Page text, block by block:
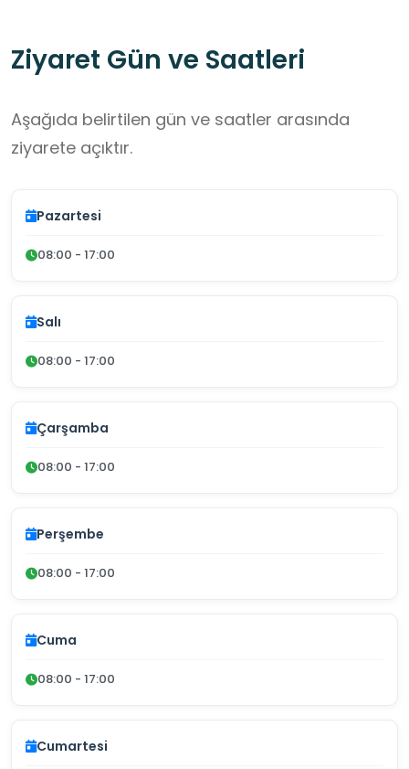
Ziyaret Gün ve Saatleri
Aşağıda belirtilen gün ve saatler arasında
ziyarete açıktır.
Pazartesi
08:00 - 17:00
Salı
08:00 - 17:00
Çarşamba
08:00 - 17:00
Perşembe
08:00 - 17:00
Cuma
08:00 - 17:00
Cumartesi